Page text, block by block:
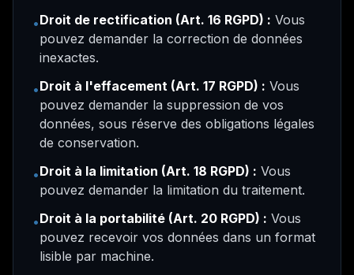
•Droit de rectification (Art. 16 RGPD) : Vous
pouvez demander la correction de données
inexactes.
•Droit à l'effacement (Art. 17 RGPD) : Vous
pouvez demander la suppression de vos
données, sous réserve des obligations légales
de conservation.
•Droit à la limitation (Art. 18 RGPD) : Vous
pouvez demander la limitation du traitement.
•Droit à la portabilité (Art. 20 RGPD) : Vous
pouvez recevoir vos données dans un format
lisible par machine.